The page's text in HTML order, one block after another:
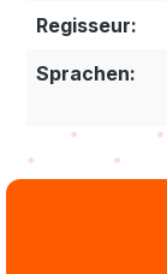
Regisseur:
Sprachen: